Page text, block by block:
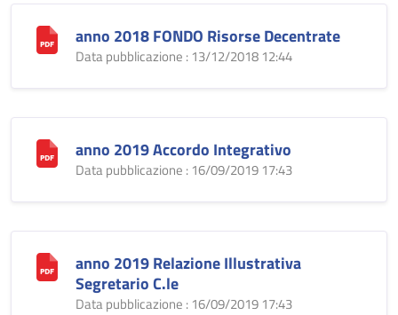
anno 2018 FONDO Risorse Decentrate
Data pubblicazione : 13/12/2018 12:44
anno 2019 Accordo Integrativo
Data pubblicazione : 16/09/2019 17:43
anno 2019 Relazione Illustrativa
Segretario C.le
Data pubblicazione : 16/09/2019 17:43